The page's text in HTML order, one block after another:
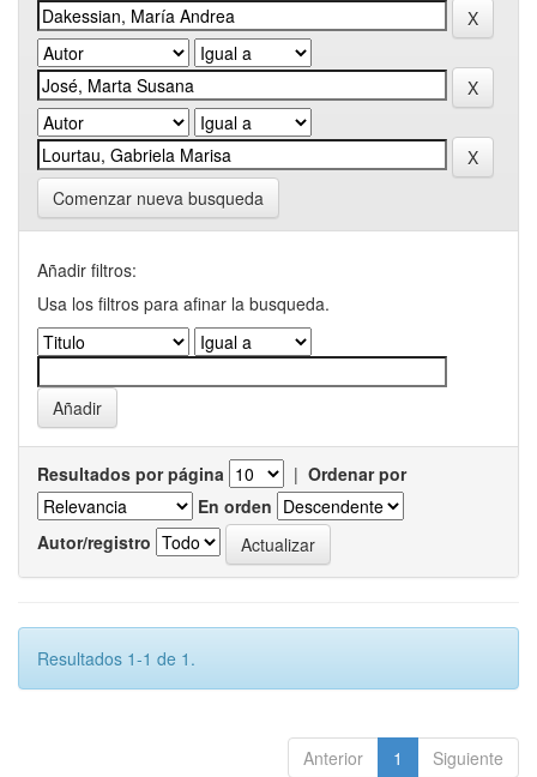
Comenzar nueva busqueda
Añadir filtros:
Usa los filtros para afinar la busqueda.
Resultados por página | Ordenar por
En orden
Autor/registro
Resultados 1-1 de 1.
Anterior 1 Siguiente